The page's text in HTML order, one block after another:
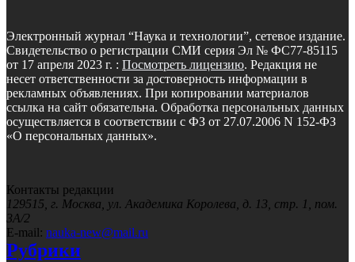
Электронный журнал “Наука и технологии”, сетевое издание.
Свидетельство о регистрации СМИ серия Эл № ФС77-85115
от 17 апреля 2023 г. : Посмотреть лицензию. Редакция не
несет ответственности за достоверность информации в
рекламных объявлениях. При копировании материалов
ссылка на сайт обязательна. Обработка персональных данных
осуществляется в соответствии с ФЗ от 27.07.2006 N 152-ФЗ
«О персональных данных».
Контакты редакции
129515, г. Москва, ул. Академика Королева, д. 13, стр. 1, пом.
3А/2
E-mail: nauka-new@mail.ru
Рубрики